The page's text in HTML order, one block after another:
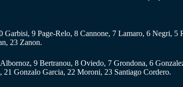
9 Page-Relo, 8 Cannone, 7 Lamaro, 6 Negri,
23 Zanon.
9 Bertranou, 8 Oviedo, 7 Grondona, 6
Gonzalo Garcia, 22 Moroni, 23 Santiago Cordero.